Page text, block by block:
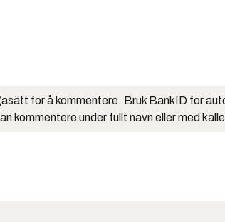
for å kommentere. Bruk BankID for
kommentere under fullt navn eller med